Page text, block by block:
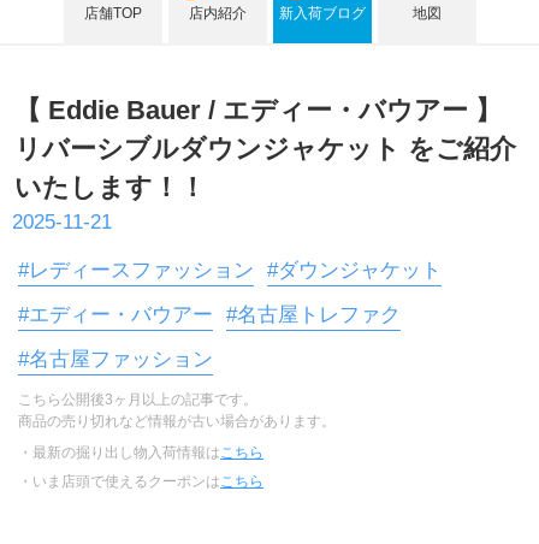
店舗TOP 店内紹介 新入荷ブログ 地図
【 Eddie Bauer / エディー・バウアー 】
リバーシブルダウンジャケット をご紹介
いたします！！
2025-11-21
#レディースファッション
#ダウンジャケット
#エディー・バウアー
#名古屋トレファク
#名古屋ファッション
こちら公開後3ヶ月以上の記事です。
商品の売り切れなど情報が古い場合があります。
・最新の掘り出し物入荷情報は こちら
・いま店頭で使えるクーポンは こちら